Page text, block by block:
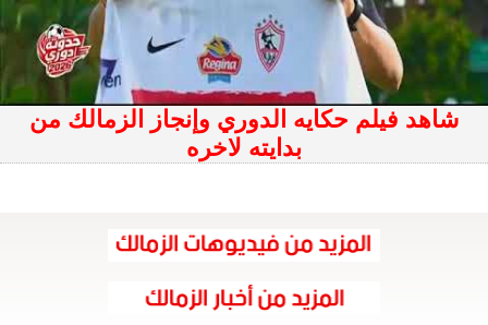
شاهد فيلم حكايه الدوري وإنجاز الزمالك من
بدايته لاخره